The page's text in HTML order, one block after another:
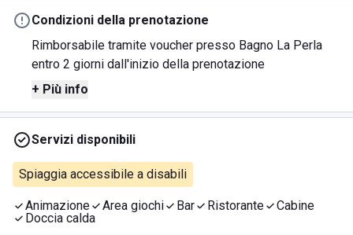
Condizioni della prenotazione
Rimborsabile tramite voucher presso Bagno La Perla
entro 2 giorni dall'inizio della prenotazione
+ Più info
Servizi disponibili
Spiaggia accessibile a disabili
Animazione Area giochi Bar Ristorante
Cabine
Doccia calda